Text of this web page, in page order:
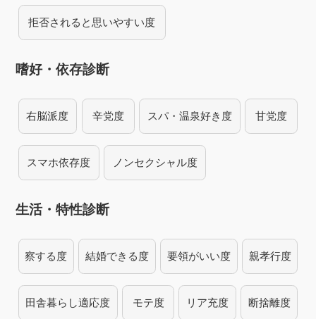
拒否されると思いやすい度
嗜好・依存診断
右脳派度 辛党度 スパ・温泉好き度 甘党度
スマホ依存度 ノンセクシャル度
生活・特性診断
察する度 結婚できる度 要領がいい度 親孝行度
田舎暮らし適応度 モテ度 リア充度 断捨離度